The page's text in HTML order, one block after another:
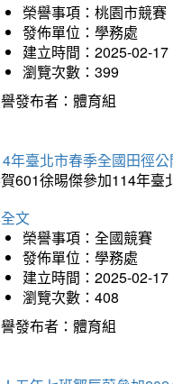
榮譽事項：桃園市競賽
發佈單位：學務處
建立時間：2025-02-17
瀏覽次數：399
發布者：體育組
年臺北市春季全國田徑
601徐晹傑參加114年臺
文
榮譽事項：全國競賽
發佈單位：學務處
建立時間：2025-02-17
瀏覽次數：408
發布者：體育組